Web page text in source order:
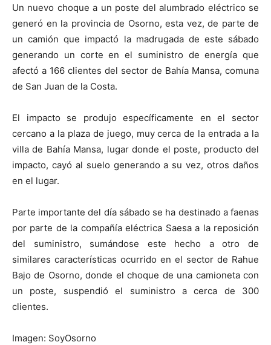
Un nuevo choque a un poste del alumbrado eléctrico se
generó en la provincia de Osorno, esta vez, de parte de
un camión que impactó la madrugada de este sábado
generando un corte en el suministro de energía que
afectó a 166 clientes del sector de Bahía Mansa, comuna
de San Juan de la Costa.
El impacto se produjo específicamente en el sector
cercano a la plaza de juego, muy cerca de la entrada a la
villa de Bahía Mansa, lugar donde el poste, producto del
impacto, cayó al suelo generando a su vez, otros daños
en el lugar.
Parte importante del día sábado se ha destinado a faenas
por parte de la compañía eléctrica Saesa a la reposición
del suministro, sumándose este hecho a otro de
similares características ocurrido en el sector de Rahue
Bajo de Osorno, donde el choque de una camioneta con
un poste, suspendió el suministro a cerca de 300
clientes.
Imagen: SoyOsorno